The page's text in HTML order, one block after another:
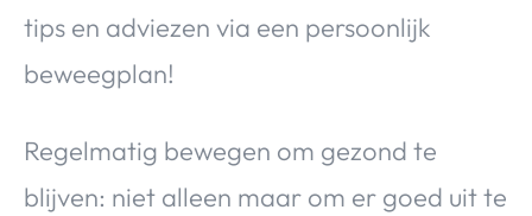
tips en adviezen via een persoonlijk
beweegplan!
Regelmatig bewegen om gezond te
blijven: niet alleen maar om er goed uit te